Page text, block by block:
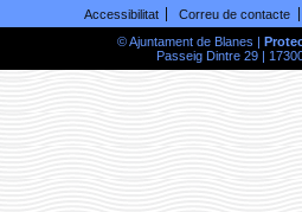
Accessibilitat
Correu de contacte
© Ajuntament de Blanes |
Passeig Dintre 29 |